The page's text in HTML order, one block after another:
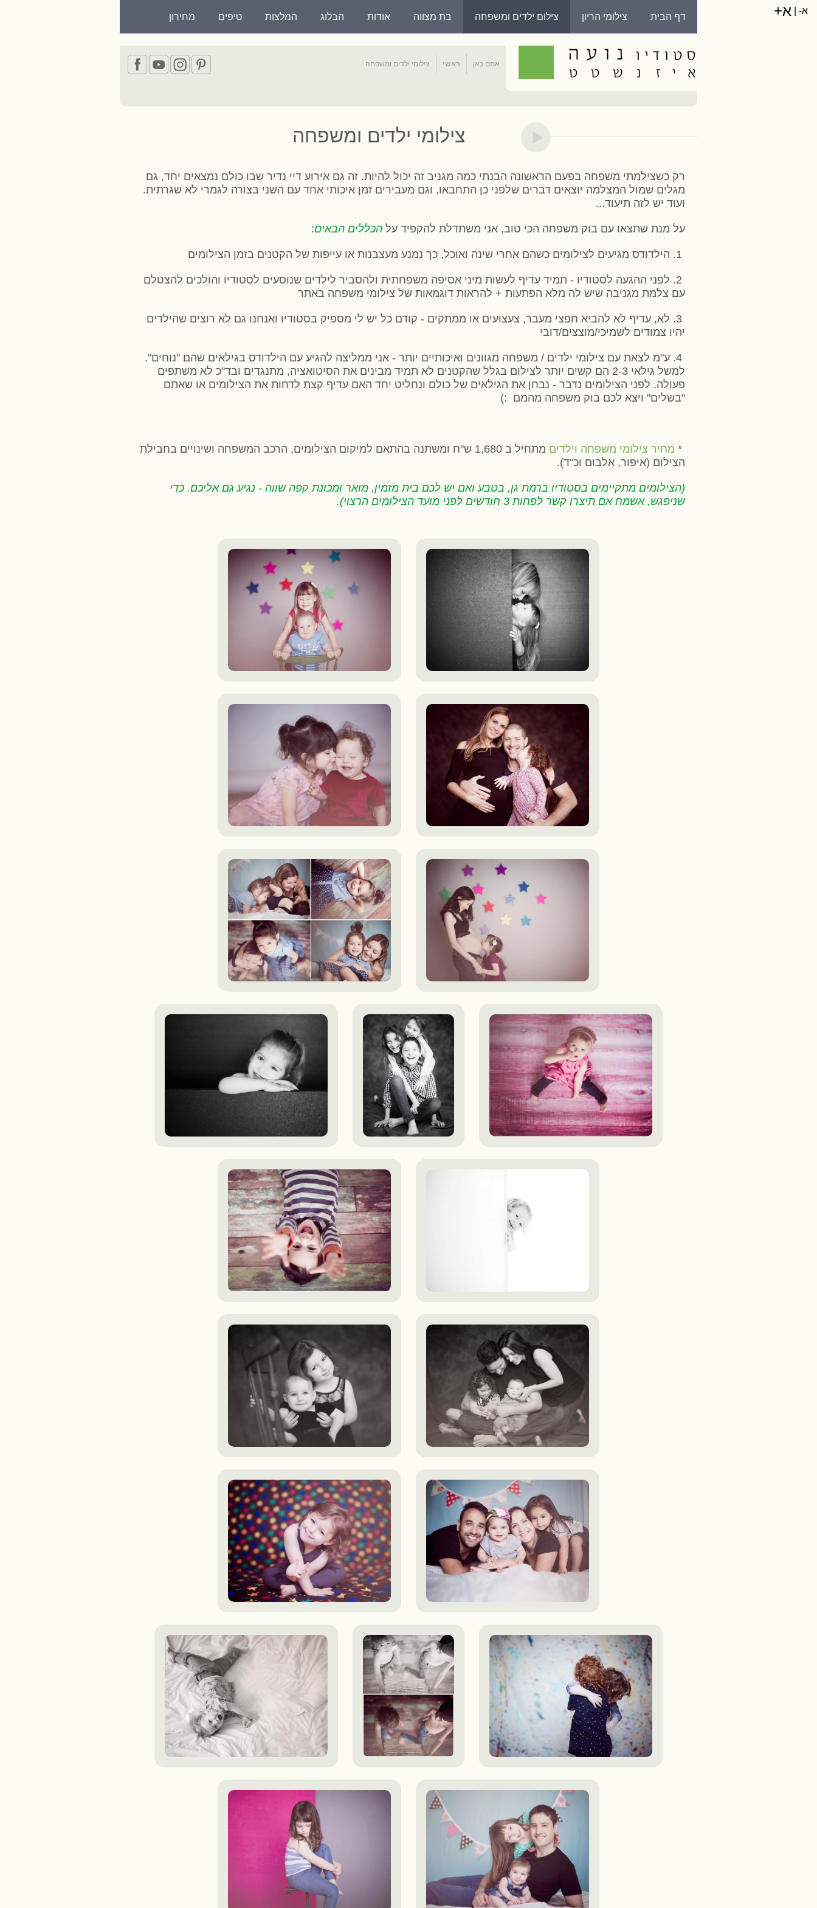
א- א+ דף הבית צילומי הריון צילום ילדים ומשפחה בת מצווה אודות הבלוג המלצות טיפים מחירון
צרו קשר
אתם כאן ראשי צילומי ילדים ומשפחה
צילומי ילדים ומשפחה
רק כשצילמתי משפחה בפעם הראשונה הבנתי כמה מגניב זה יכול להיות. זה גם אירוע דיי נדיר שבו כולם נמצאים יחד, גם
מגלים שמול המצלמה יוצאים דברים שלפני כן התחבאו, וגם מעבירים זמן איכותי אחד עם השני בצורה לגמרי לא שגרתית.
ועוד יש לזה תיעוד...
על מנת שתצאו עם בוק משפחה הכי טוב, אני משתדלת להקפיד על הכללים הבאים:
2. לפני ההגעה לסטודיו - תמיד עדיף לעשות מיני אסיפה משפחתית ולהסביר לילדים שנוסעים לסטודיו והולכים להצטלם
עם צלמת מגניבה שיש לה מלא הפתעות + להראות דוגמאות של צילומי משפחה באתר
3. לא, עדיף לא להביא חפצי מעבר, צעצועים או ממתקים - קודם כל יש לי מספיק בסטודיו ואנחנו גם לא רוצים שהילדים
יהיו צמודים לשמיכי/מוצצים/דובי
4. ע"מ לצאת עם צילומי ילדים / משפחה מגוונים ואיכותיים יותר - אני ממליצה להגיע עם הילדודס בגילאים שהם "נוחים".
למשל גילאי 2-3 הם קשים יותר לצילום בגלל שהקטנים לא תמיד מבינים את הסיטואציה, מתנגדים ובד"כ לא משתפים
פעולה. לפני הצילומים נדבר - נבחן את הגילאים של כולם ונחליט יחד האם עדיף קצת לדחות את הצילומים או שאתם
"בשלים" ויצא לכם בוק משפחה מהמם :)
* מחיר צילומי משפחה וילדים
מתחיל ב 1,680 ש"ח ומשתנה בהתאם למיקום הצילומים, הרכב המשפחה ושינויים בחבילת
הצילום (איפור, אלבום וכ"ד).
(הצילומים מתקיימים בסטודיו ברמת גן, בטבע ואם יש לכם בית מזמין, מואר ומכונת קפה שווה - נגיע גם אליכם. כדי
שניפגש, אשמח אם תיצרו קשר לפחות 3 חודשים לפני מועד הצילומים הרצוי).